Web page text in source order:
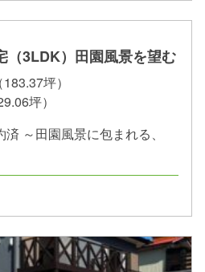
（3LDK）田園風景を望む
坪）
坪）
～田園風景に包まれる、